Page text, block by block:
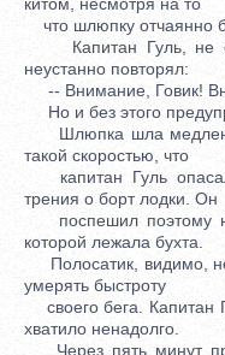
что шлюпку отчаянно
Капитан Гуль, не
неустанно повторял:
-- Внимание, Говик!
Но и без этого
Шлюпка шла
такой скоростью, что
капитан Гуль
трения о борт лодки. Он
поспешил поэтому
которой лежала бухта.
Полосатик, видимо,
умерять быстроту
своего бега. Капитан
хватило ненадолго.
Через пять минут